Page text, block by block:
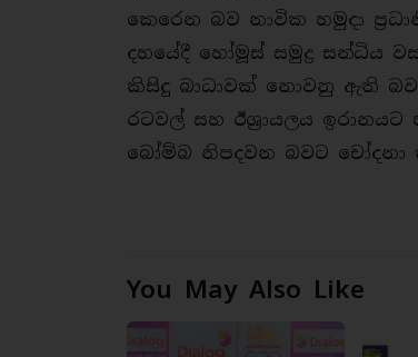
කෙරෙන බව නාවික හමුදා
දහයේදී හෝමූස් සමුද්‍ර සන්ධිය
කිසිදු බාධාවක් නොවනු ඇති
රටවල් සහ ඊශ‍්‍රායලය
බෝම්බ නිපදවන බවට චෝදනා
You May Also Like